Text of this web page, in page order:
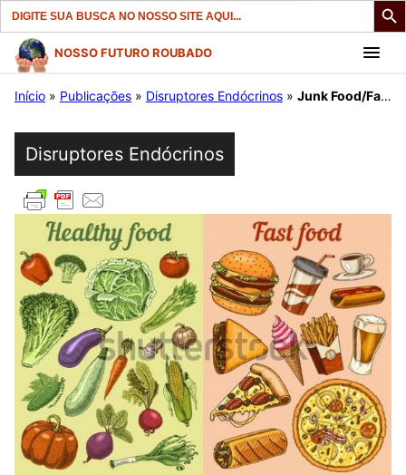
Search
for:
Pular
para
conteúdo
NOSSO FUTURO ROUBADO
Início » Publicações » Disruptores Endócrinos » Junk Food/Fast Food/Ultraprocessados
Disruptores Endócrinos